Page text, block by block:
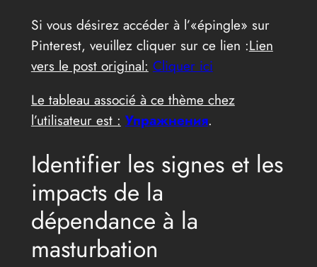
Si vous désirez accéder à l’«épingle» sur
Pinterest, veuillez cliquer sur ce lien :Lien
vers le post original: Cliquer ici
Le tableau associé à ce thème chez
l’utilisateur est : Упражнения.
Identifier les signes et les
impacts de la
dépendance à la
masturbation